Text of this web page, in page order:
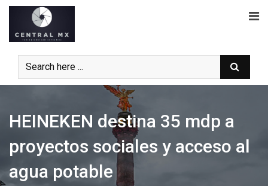
Skip
content
HEINEKEN destina 35 mdp a
proyectos sociales y acceso al
agua potable